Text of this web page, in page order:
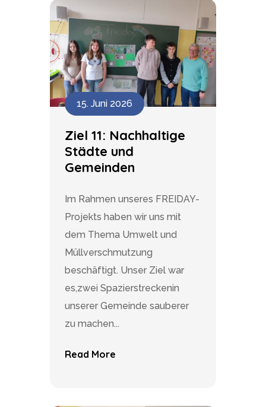
15. Juni 2026
Ziel 11: Nachhaltige
Städte und
Gemeinden
Im Rahmen unseres FREIDAY-
Projekts haben wir uns mit
dem Thema Umwelt und
Müllverschmutzung
beschäftigt. Unser Ziel war
es,zwei Spazierstreckenin
unserer Gemeinde sauberer
zu machen...
Read More